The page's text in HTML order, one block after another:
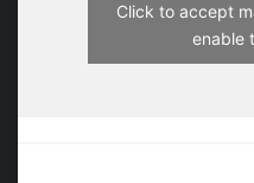
Click to accept
enable